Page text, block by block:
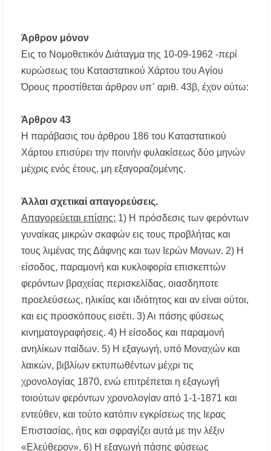
Άρθρον μόνον
Εις το Νομοθετικόν Διάταγμα της 10-09-1962 -περί
κυρώσεως του Καταστατικού Χάρτου του Αγίου
Όρους προστίθεται άρθρον υπ᾿ αριθ. 43β, έχον ούτω:
Άρθρον 43
Η παράβασις του άρθρου 186 του Καταστατικού
Χάρτου επισύρει την ποινήν φυλακίσεως δύο μηνών
μέχρις ενός έτους, μη εξαγοραζομένης.
Άλλαι σχετικαί απαγορεύσεις.
Απαγορεύεται επίσης: 1) Η πρόσδεσις των φερόντων
γυναίκας μικρών σκαφών εις τους προβλήτας και
τους λιμένας της Δάφνης και των Ιερών Moνων. 2) Η
είσοδος, παραμονή και κυκλοφορία επισκεπτών
φερόντων βραχείας περισκελίδας, οιασδηποτε
προελεύσεως, ηλικίας και ιδιότητος και αν είναι ούτοι,
και εις προσκόπους εισέτι. 3) Αι πάσης φύσεως
κινηματογραφήσεις. 4) Η είσοδος και παραμονή
ανηλίκων παίδων. 5) Η εξαγωγή, υπό Μοναχών και
λαικών, βιβλίων εκτυπωθέντων μέχρι τις
χρονολογίας 1870, ενώ επιτρέπεται η εξαγωγή
τοιούτων φερόντων χρονολογίαν από 1-1-1871 και
εντεύθεν, και τούτο κατόπιν εγκρίσεως της Ιερας
Επιστασίας, ήτις και σφραγίζει αυτά με την λέξιν
«Ελεύθερον», 6) Η εξαγωγή πάσης φύσεως